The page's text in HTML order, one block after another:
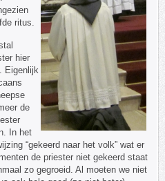
ritus.
hier
Eigenlijk
de
In het
“gekeerd naar het volk” wat er
de priester niet gekeerd staat
zo gegroeid. Al moeten we niet